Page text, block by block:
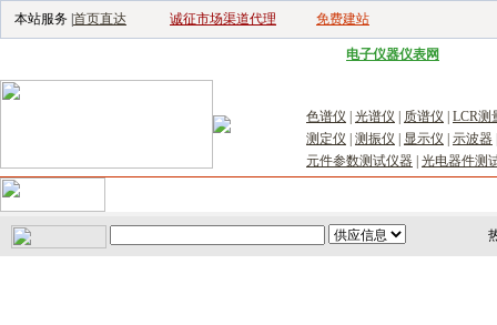
本站服务 | 首页直达 诚征市场渠道代理 免费建站
电子仪器仪表网
色谱仪 光谱仪 质谱仪
LCR测
测定仪
测振仪 显示仪 示波器
元件参数测试仪器 光电器件测